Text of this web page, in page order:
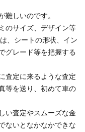
難しいのです。
のサイズ、デザイン等
、シートの形状、イン
グレード等を把握する
査定に来るような査定
等を送り、初めて車の
い査定やスムーズな金
ないとなかなかできな